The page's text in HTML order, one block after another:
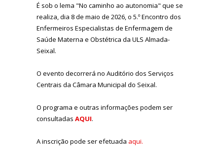
É sob o lema "No caminho ao autonomia" que se
realiza, dia 8 de maio de 2026, o 5.º Encontro dos
Enfermeiros Especialistas de Enfermagem de
Saúde Materna e Obstétrica da ULS Almada-
Seixal.
O evento decorrerá no Auditório dos Serviços
Centrais da Câmara Municipal do Seixal.
O programa e outras informações podem ser
consultadas AQUI.
A inscrição pode ser efetuada aqui.